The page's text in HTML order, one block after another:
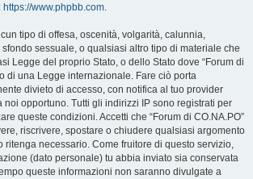
https://www.phpbb.com.
tipo di offesa, oscenità, volgarità, calunnia,
sessuale, o qualsiasi altro tipo di materiale che
Legge del proprio Stato, o dello Stato dove “Forum di
di una Legge internazionale. Fare ciò porta
divieto di accesso, con notifica al tuo provider
noi opportuno. Tutti gli indirizzi IP sono registrati per
queste condizioni. Accetti che “Forum di CO.NA.PO”
riscrivere, spostare o chiudere qualsiasi argomento
ritenga necessario. Come fruitore di questo servizio,
(dato personale) tu abbia inviato sia conservata
queste informazioni non saranno divulgate a